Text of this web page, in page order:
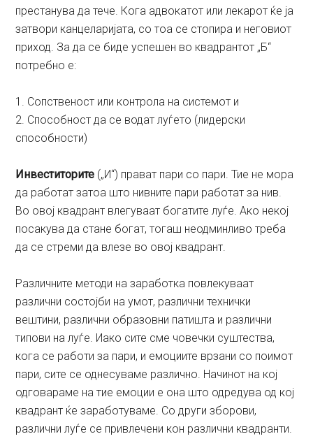
престанува да тече. Кога адвокатот или лекарот ќе ја
затвори канцеларијата, со тоа се стопира и неговиот
приход. За да се биде успешен во квадрантот „Б“
потребно е:
1. Сопственост или контрола на системот и
2. Способност да се водат луѓето (лидерски
способности)
Инвеститорите („И“) прават пари со пари. Тие не мора
да работат затоа што нивните пари работат за нив.
Во овој квадрант влегуваат богатите луѓе. Ако некој
посакува да стане богат, тогаш неодминливо треба
да се стреми да влезе во овој квадрант.
Различните методи на заработка повлекуваат
различни состојби на умот, различни технички
вештини, различни образовни патишта и различни
типови на луѓе. Иако сите сме човечки суштества,
кога се работи за пари, и емоциите врзани со поимот
пари, сите се однесуваме различно. Начинот на кој
одговараме на тие емоции е она што одредува од кој
квадрант ќе заработуваме. Со други зборови,
различни луѓе се привлечени кон различни квадранти.